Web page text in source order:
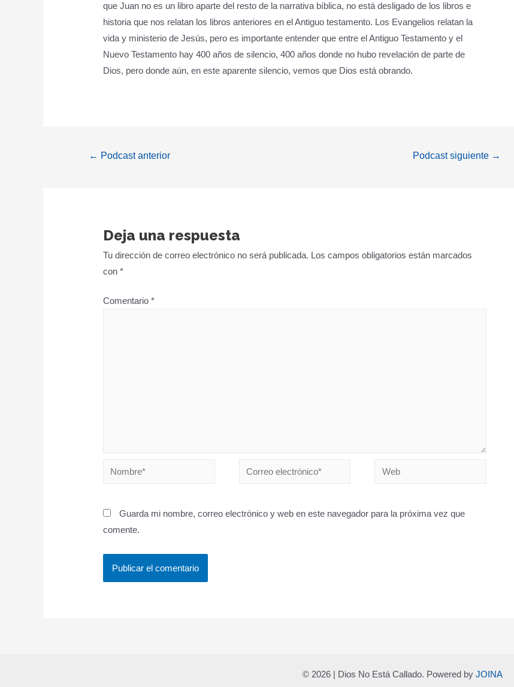
que Juan no es un libro aparte del resto de la narrativa bíblica, no está desligado de los libros e
historia que nos relatan los libros anteriores en el Antiguo testamento. Los Evangelios relatan la
vida y ministerio de Jesús, pero es importante entender que entre el Antiguo Testamento y el
Nuevo Testamento hay 400 años de silencio, 400 años donde no hubo revelación de parte de
Dios, pero donde aún, en este aparente silencio, vemos que Dios está obrando.
Navegación
← Podcast anterior Podcast siguiente →
Deja una respuesta
Tu dirección de correo electrónico no será publicada. Los campos obligatorios están marcados
con*
Comentario*
Nombre*
Correo
Web
Guarda mi nombre, correo electrónico y web en este navegador para la próxima vez que
comente.
© 2026 | Dios No Está Callado. Powered by JOINA